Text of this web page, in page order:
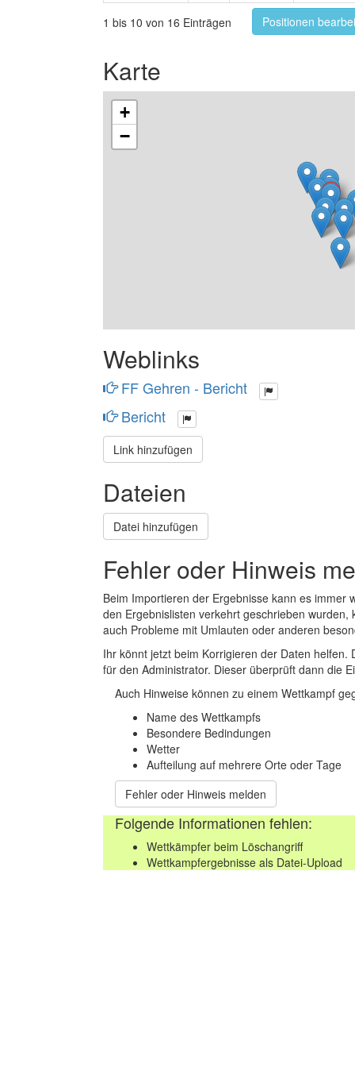
1 bis 10 von 16 Einträgen Positionen
Karte
+
−
Weblinks
FF Gehren - Bericht
Bericht
Link hinzufügen
Dateien
Datei hinzufügen
Fehler oder Hinweis
Beim Importieren der Ergebnisse kann es
den Ergebnislisten verkehrt geschrieben
auch Probleme mit Umlauten oder anderen
Ihr könnt jetzt beim Korrigieren der Daten
für den Administrator. Dieser überprüft dann die
Auch Hinweise können zu einem Wettkampf
Name des Wettkampfs
Besondere Bedindungen
Wetter
Aufteilung auf mehrere Orte oder Tage
Fehler oder Hinweis melden
Folgende Informationen fehlen:
Wettkämpfer beim Löschangriff
Wettkampfergebnisse als Datei-Upload